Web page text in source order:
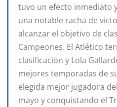
tuvo un efecto inmediato
una notable racha de
alcanzar el objetivo de
Campeones. El Atlético
clasificación y Lola
mejores temporadas de
elegida mejor jugadora
mayo y conquistando el